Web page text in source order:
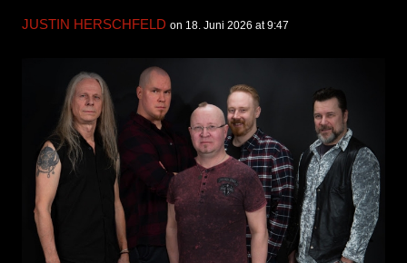
JUSTIN HERSCHFELD on 18. Juni 2026 at 9:47